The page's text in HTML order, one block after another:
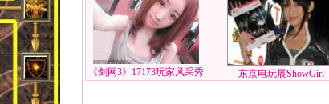
《剑网3》17173玩家风采秀 东京电玩展ShowGirl